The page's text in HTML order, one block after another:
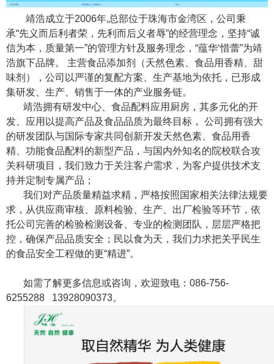
靖浩成立于2006年,总部位于珠海市金湾区，公司秉
承“先义而后利者荣，先利而后义者辱”的经营理念，坚持“诚
信为本，质量第一”的管理方针及服务理念，“蕴华‘惜蕾”为靖
浩旗下品牌。 主营食品添加剂（天然色素、食品用香精、甜
味剂），公司以严谨的复配方案、生产基地为依托，已形成
集研发、生产、销售于一体的产业服务链。
靖浩拥有研发中心、食品配料应用厨房，其多元化的开
发、应用以提高产品及食品品质为最终目标，
公司拥有强大
的研发团队与国际专家共同创新开发天然色素、食品用香
精、功能食品配料的新型产品，与国内外知名的院校联合攻
关科研项目，我们致力于关注客户需求，为客户提供技术支
持并定制专属产品；
我们对产品质量精益求精，严格按照国家相关法律法规要
求，从供应商审核、原料检验、生产、出厂检验等环节，依
托公司完善的检验检测设备、专业的检测团队，层层严格把
控，确保产品品质安全；民以食为天，我们力求把关乎民生
的食品安全工程做的更“精进”。
如需了解更多信息或咨询，欢迎致电：086-756-
6255288 13928090373。